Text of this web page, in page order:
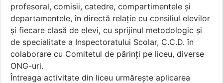
profesoral, comisii, catedre, compartimentele și
departamentele, în directă relaţie cu consiliul elevilor
şi fiecare clasă de elevi, cu sprijinul metodologic şi
de specialitate a Inspectoratului Scolar, C.C.D. în
colaborare cu Comitetul de părinți pe liceu, diverse
ONG-uri.
Întreaga activitate din liceu urmărește aplicarea